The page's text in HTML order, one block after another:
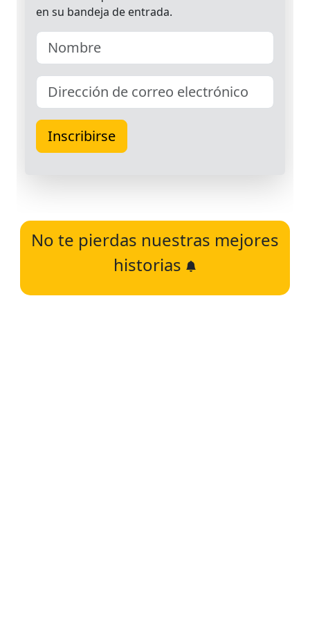
No te pierdas nuestras mejores
historias